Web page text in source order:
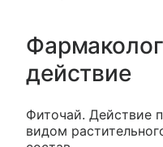
действие
Фиточай. Действие
видом